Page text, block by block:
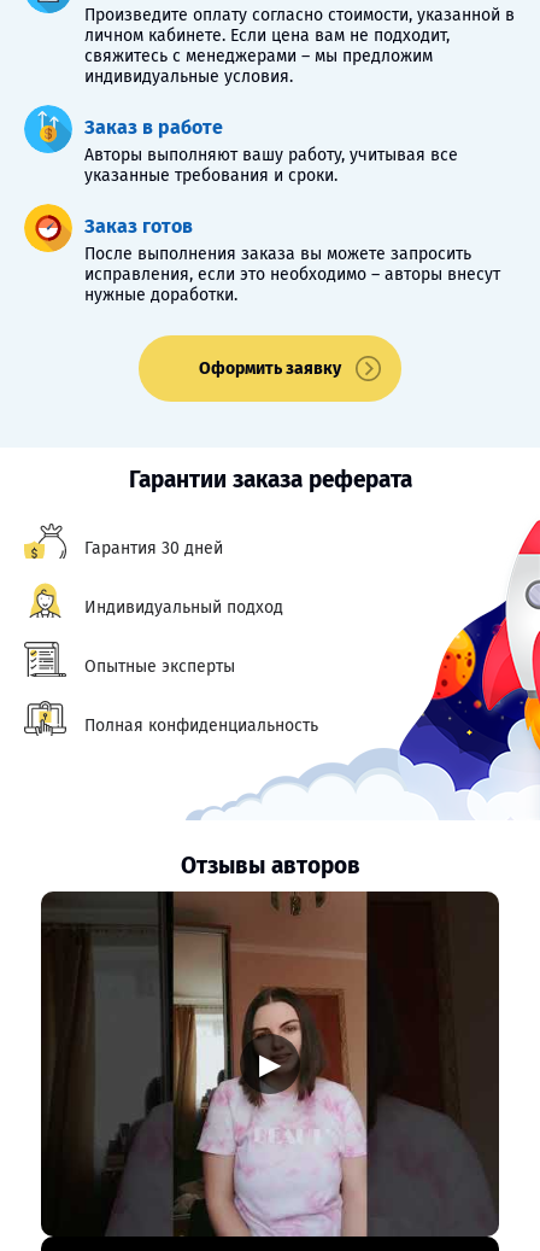
Произведите оплату согласно стоимости, указанной в
личном кабинете. Если цена вам не подходит,
свяжитесь с менеджерами – мы предложим
индивидуальные условия.
Заказ в работе
Авторы выполняют вашу работу, учитывая все
указанные требования и сроки.
Заказ готов
После выполнения заказа вы можете запросить
исправления, если это необходимо – авторы внесут
нужные доработки.
Оформить заявку
Гарантии заказа реферата
Гарантия 30 дней
Индивидуальный подход
Опытные эксперты
Полная конфиденциальность
Отзывы авторов
▶